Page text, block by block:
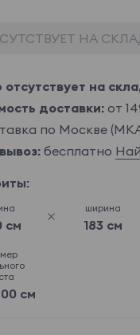
НА
отсутствует на
доставки:от
по Москве
бесплатно
см
ширина
183 см
см